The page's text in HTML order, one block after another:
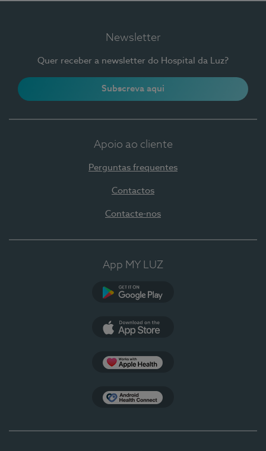
Newsletter
Quer receber a newsletter do Hospital da Luz?
Subscreva aqui
Apoio ao cliente
Perguntas frequentes
Contactos
Contacte-nos
App MY LUZ